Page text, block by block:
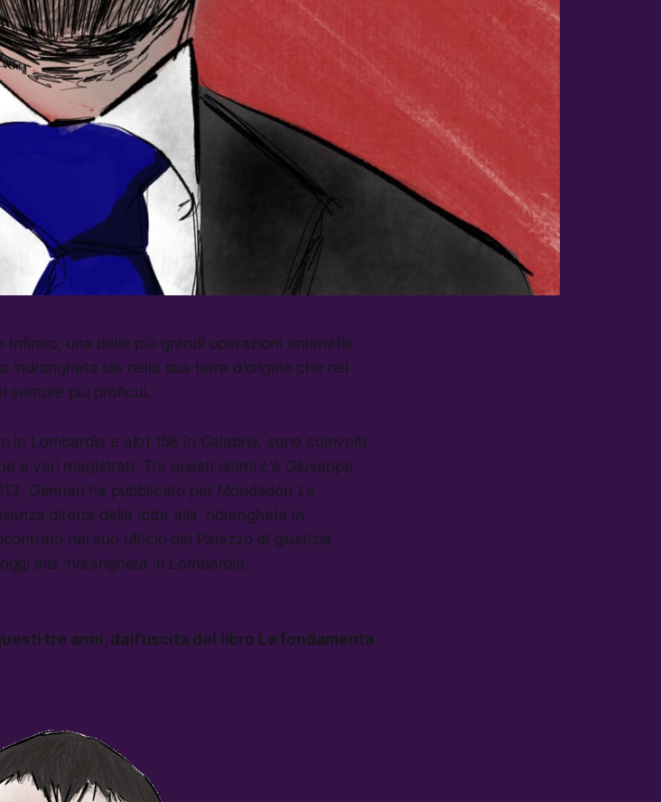
Infinito, una delle più grandi operazioni antimafia
sia nella sua terra d’origine che nel
sempre più proficui.
in Lombardia e altri 156 in Calabria, sono coinvolti
e vari magistrati. Tra questi ultimi c’è Giuseppe
Gennari ha pubblicato per Mondadori Le
diretta della lotta alla ‘ndrangheta in
nel suo ufficio del Palazzo di giustizia
alla ‘ndrangheta in Lombardia.
tre anni, dall’uscita del libro Le fondamenta